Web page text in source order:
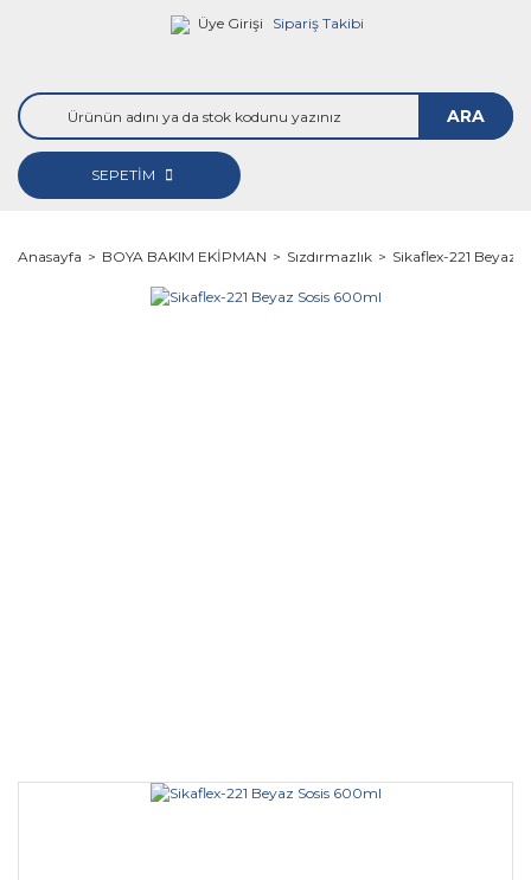
Üye Girişi Sipariş Takibi
ARA
SEPETİM
Anasayfa BOYA BAKIM EKİPMAN Sızdırmazlık Sikaflex-221 Beyaz